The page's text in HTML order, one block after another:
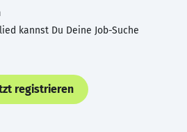
kannst Du Deine Job-Suche
registrieren